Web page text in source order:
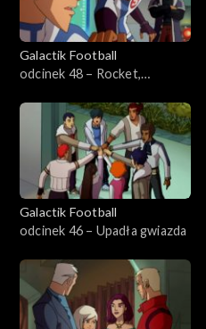
Galactik Football
odcinek 48 – Rocket,
Galactik Football
odcinek 46 – Upadła gwiazda